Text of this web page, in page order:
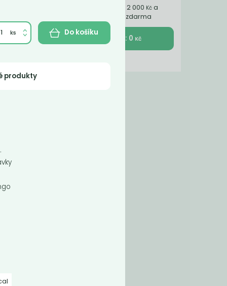
Nakupte ještě za 2 000 Kč a
získáte dopravu zdarma
K pokladně : 0 Kč
Do košíku
produkty